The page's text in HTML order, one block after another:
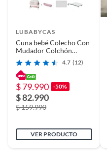
Condición
Condicion del
producto
Detalle de la garantía
LUBABYCAS
Cuna bebé Colecho Con
Mudador Colchón
Mosquitero Rosada
Lubabycas
4.7 (12)
$ 79.990 -50%
$ 82.990
$ 159.990
VER PRODUCTO